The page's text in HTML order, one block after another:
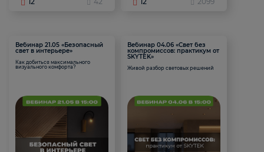
Вебинар 21.05 «Безопасный
свет в интерьере»
Как добиться максимального
визуального комфорта?
Вебинар 04.06 «Свет без
компромиссов: практикум от
SKYTEK»
Живой разбор световых решений